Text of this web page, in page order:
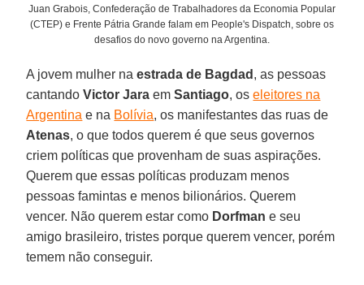
Juan Grabois, Confederação de Trabalhadores da Economia Popular
(CTEP) e Frente Pátria Grande falam em People's Dispatch, sobre os
desafios do novo governo na Argentina.
A jovem mulher naestrada de Bagdad , as pessoas
cantandoVictor Jara emSantiago, os eleitores na
Argentina e na Bolívia, os manifestantes das ruas de
Atenas, o que todos querem é que seus governos
criem políticas que provenham de suas aspirações.
Querem que essas políticas produzam menos
pessoas famintas e menos bilionários. Querem
vencer. Não querem estar como Dorfman e seu
amigo brasileiro, tristes porque querem vencer, porém
temem não conseguir.